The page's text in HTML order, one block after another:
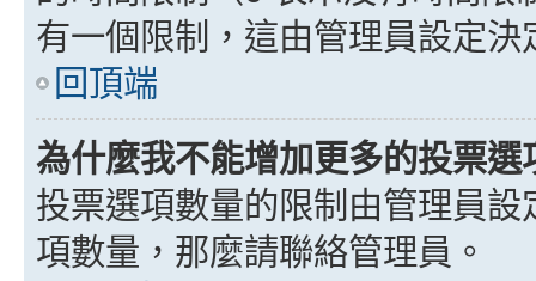
有一個限制，這由管理員設定決
回頂端
為什麼我不能增加更多的投票選
投票選項數量的限制由管理員
項數量，那麼請聯絡管理員。